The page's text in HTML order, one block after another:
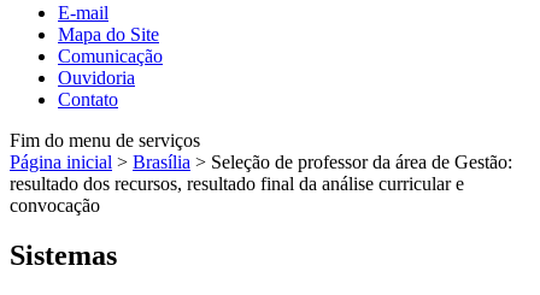
E-mail
Mapa do Site
Comunicação
Ouvidoria
Contato
Fim do menu de serviços
Página inicial > Brasília > Seleção de professor da área de Gestão:
resultado dos recursos, resultado final da análise curricular e
convocação
Sistemas